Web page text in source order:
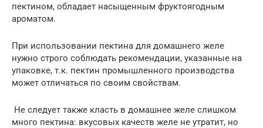
пектином, обладает насыщенным фруктоягодным
ароматом.
При использовании пектина для домашнего желе
нужно строго соблюдать рекомендации, указанные на
упаковке, т.к. пектин промышленного производства
может отличаться по своим свойствам.
Не следует также класть в домашнее желе слишком
много пектина: вкусовых качеств желе не утратит, но